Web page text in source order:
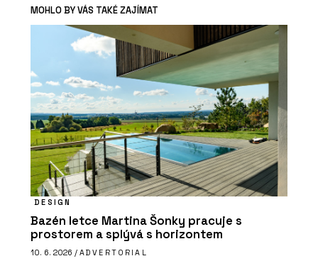
MOHLO BY VÁS TAKÉ ZAJÍMAT
DESIGN
Bazén letce Martina Šonky pracuje s
prostorem a splývá s horizontem
10. 6. 2026 / ADVERTORIAL